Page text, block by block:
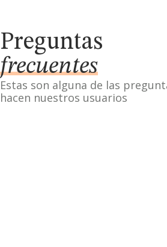
Preguntas
frecuentes
Estas son alguna de las
hacen nuestros usuarios